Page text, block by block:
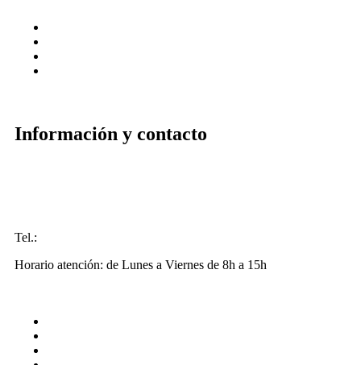
Información y contacto
Tel.:
Horario atención: de Lunes a Viernes de 8h a 15h